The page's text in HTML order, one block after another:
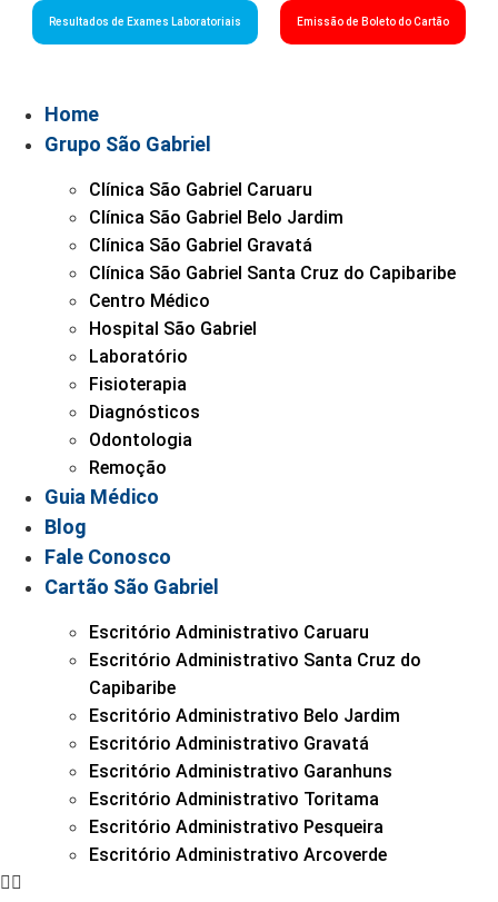
Resultados de Exames Laboratoriais Emissão de Boleto do Cartão
Home
Grupo São Gabriel
Clínica São Gabriel Caruaru
Clínica São Gabriel Belo Jardim
Clínica São Gabriel Gravatá
Clínica São Gabriel Santa Cruz do Capibaribe
Centro Médico
Hospital São Gabriel
Laboratório
Fisioterapia
Diagnósticos
Odontologia
Remoção
Guia Médico
Blog
Fale Conosco
Cartão São Gabriel
Escritório Administrativo Caruaru
Escritório Administrativo Santa Cruz do
Capibaribe
Escritório Administrativo Belo Jardim
Escritório Administrativo Gravatá
Escritório Administrativo Garanhuns
Escritório Administrativo Toritama
Escritório Administrativo Pesqueira
Escritório Administrativo Arcoverde